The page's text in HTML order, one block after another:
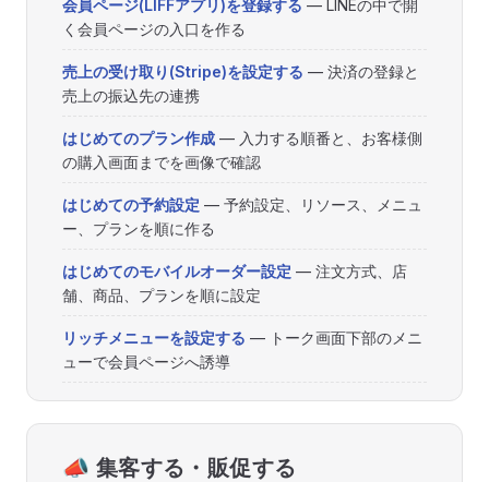
会員ページ(LIFFアプリ)を登録する — LINEの中で開
く会員ページの入口を作る
売上の受け取り(Stripe)を設定する — 決済の登録と
売上の振込先の連携
はじめてのプラン作成 — 入力する順番と、お客様側
の購入画面までを画像で確認
はじめての予約設定 — 予約設定、リソース、メニュ
ー、プランを順に作る
はじめてのモバイルオーダー設定 — 注文方式、店
舗、商品、プランを順に設定
リッチメニューを設定する — トーク画面下部のメニ
ューで会員ページへ誘導
📣 集客する・販促する